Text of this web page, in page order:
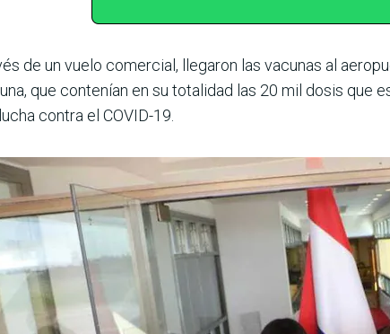
de un vuelo comercial, llegaron las vacunas al
que contenían en su totalidad las 20 mil dosis que
contra el COVID-19.